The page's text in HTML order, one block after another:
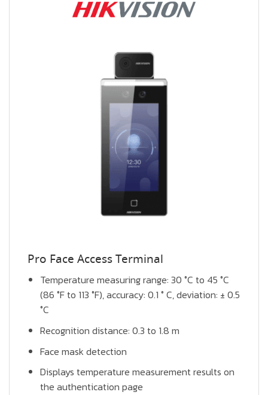
Pro Face Access Terminal
Temperature measuring range: 30 °C to 45 °C
(86 °F to 113 °F), accuracy: 0.1 ° C, deviation: ± 0.5
°C
Recognition distance: 0.3 to 1.8 m
Face mask detection
Displays temperature measurement results on
the authentication page